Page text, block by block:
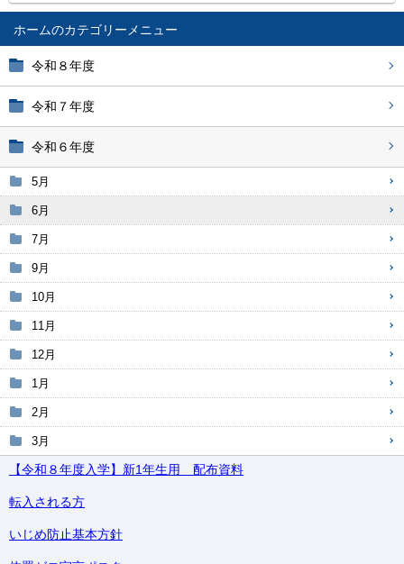
ホーム
令和８年度
令和７年度
令和６年度
5月
6月
7月
9月
10月
11月
12月
1月
2月
3月
【令和８年度入学】新1年生用 配布資料
転入される方
いじめ防止基本方針